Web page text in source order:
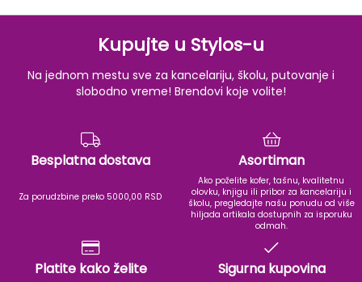
Kupujte u Stylos-u
Na jednom mestu sve za kancelariju, školu, putovanje i
slobodno vreme! Brendovi koje volite!
Besplatna dostava
Za porudzbine preko 5000,00 RSD
Asortiman
Ako poželite kofer, tašnu, kvalitetnu
olovku, knjigu ili pribor za kancelariju i
školu, pregledajte našu ponudu od više
hiljada artikala dostupnih za isporuku
odmah.
Platite kako želite Sigurna kupovina